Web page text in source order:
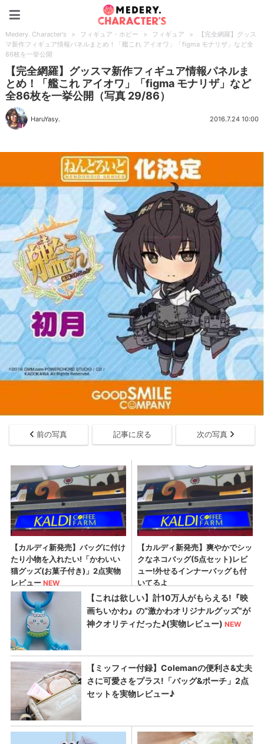
Medery. Character's > フィギュア・ホビー > フィギュア >
【完全網羅】グッス
マ新作フィギュア情報パネルまとめ！「艦これ アイオワ」「figma モナリザ」など全
86枚を一挙公開
【完全網羅】グッスマ新作フィギュア情報パネルま
とめ！「艦これ アイオワ」「figma モナリザ」など
全86枚を一挙公開（写真 29/86）
HaruYasy. 2016.7.24 10:00
前の写真 記事に戻る 次の写真